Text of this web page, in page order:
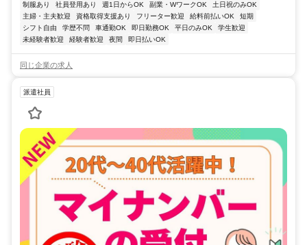
制服あり 社員登用あり 週1日からOK 副業・WワークOK
土日祝のみOK
主婦・主夫歓迎
資格取得支援あり フリーター歓迎 給料前払いOK
短期
シフト自由
学歴不問 車通勤OK 即日勤務OK 平日のみOK
学生歓迎
未経験者歓迎
経験者歓迎 夜間 即日払いOK
同じ企業の求人
派遣社員